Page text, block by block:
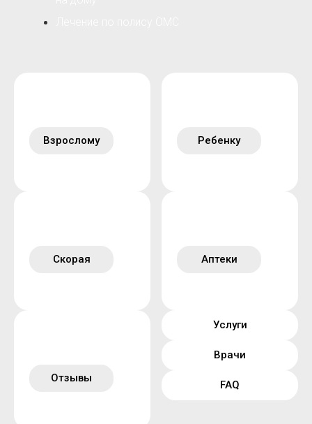
Взрослому Ребенку
Скорая Аптеки
Отзывы
Услуги
Врачи
FAQ